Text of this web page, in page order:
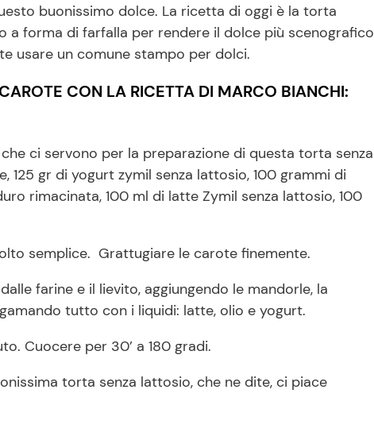
buonissimo dolce. La ricetta di oggi è la torta
a forma di farfalla per rendere il dolce più scenografico
usare un comune stampo per dolci.
CON LA RICETTA DI MARCO BIANCHI:
ci servono per la preparazione di questa torta senza
gr di yogurt zymil senza lattosio, 100 grammi di
rimacinata, 100 ml di latte Zymil senza lattosio, 100
semplice. Grattugiare le carote finemente.
farine e il lievito, aggiungendo le mandorle, la
tutto con i liquidi: latte, olio e yogurt.
Cuocere per 30’ a 180 gradi.
torta senza lattosio, che ne dite, ci piace